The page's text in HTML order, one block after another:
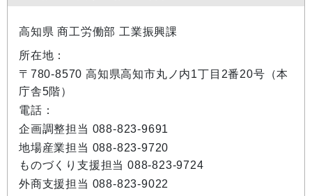
高知県 商工労働部 工業振興課
所在地：
〒780-8570 高知県高知市丸ノ内1丁目2番20号（本
庁舎5階）
電話：
企画調整担当 088-823-9691
地場産業担当 088-823-9720
ものづくり支援担当 088-823-9724
外商支援担当 088-823-9022